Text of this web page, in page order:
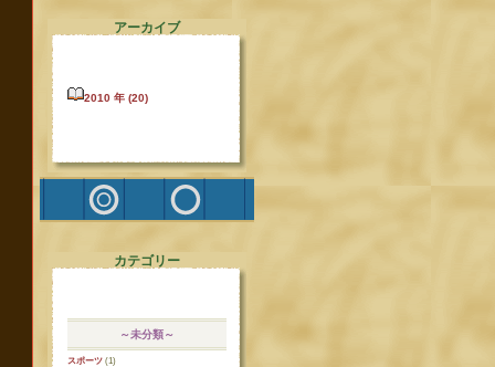
アーカイブ
2010 年 (20)
カテゴリー
～未分類～
スポーツ (1)